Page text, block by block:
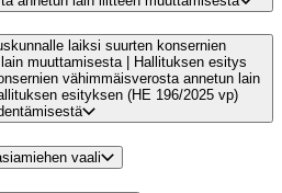
laiksi suurten konsernien
| Hallituksen esitys
vähimmäisverosta annetun lain
esityksen (HE 196/2025 vp)
vaali